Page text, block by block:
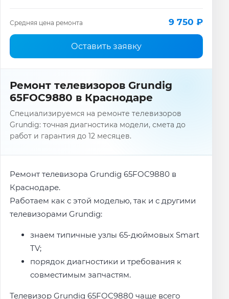
Средняя цена ремонта 9 750 ₽
Оставить заявку
Ремонт телевизоров Grundig
65FOC9880 в Краснодаре
Специализируемся на ремонте телевизоров
Grundig: точная диагностика модели, смета до
работ и гарантия до 12 месяцев.
Ремонт телевизора Grundig 65FOC9880 в
Краснодаре.
Работаем как с этой моделью, так и с другими
телевизорами Grundig:
знаем типичные узлы 65-дюймовых Smart
TV;
порядок диагностики и требования к
совместимым запчастям.
Телевизор Grundig 65FOC9880 чаще всего